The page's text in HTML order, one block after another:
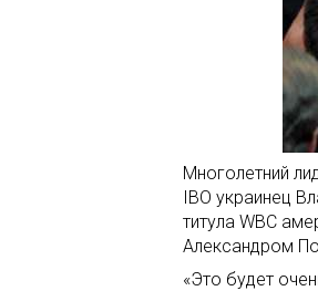
Многолетний
IBO украинец
титула WBC
Александром
«Это будет